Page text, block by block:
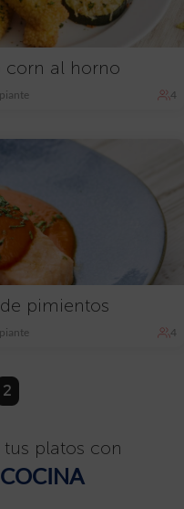
corn al horno
4
pimientos
4
2
platos con